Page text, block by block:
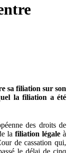
sa filiation sur son
la filiation a été
des droits de
la filiation légale à
de cassation qui,